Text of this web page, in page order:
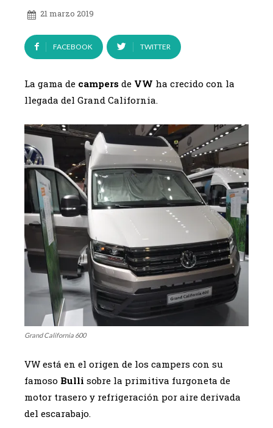
21 marzo 2019
FACEBOOK TWITTER
La gama de campers de VW ha crecido con la
llegada del Grand California.
Grand California 600
VW está en el origen de los campers con su
famoso Bulli sobre la primitiva furgoneta de
motor trasero y refrigeración por aire derivada
del escarabajo.